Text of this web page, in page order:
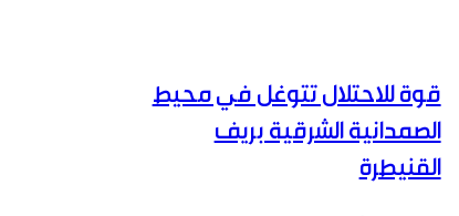
قوة للاحتلال تتوغل في محيط
الصمدانية الشرقية ‏بريف
القنيطرة